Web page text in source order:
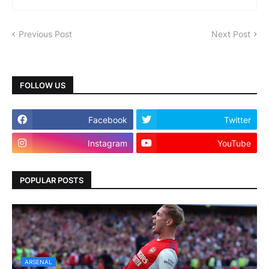
Previous Post Next Post
FOLLOW US
Facebook Twitter
Instagram YouTube
POPULAR POSTS
ARSENAL